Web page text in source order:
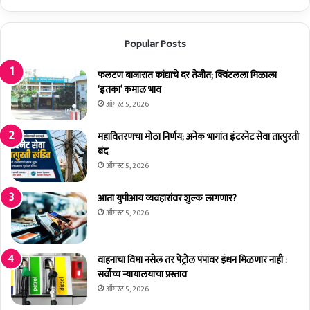
भ्र
रा
चे
कु
र
ण
;
को
ळ
की
भा
ज
पा
चा
घ
णा
घा
त
Popular Posts
फलटण बाजारात कांद्याचे दर तेजीत; क्विंटलला मिळाला
‘इतका’ कमाल भाव
ऑगस्ट 5, 2026
महावितरणचा मोठा निर्णय; अनेक भागांत इंटरनेट सेवा तात्पुरती
बंद
ऑगस्ट 5, 2026
आता युपीआय व्यवहारांवर शुल्क लागणार?
ऑगस्ट 5, 2026
वाहनाचा विमा नसेल तर पेट्रोल पंपांवर इंधन मिळणार नाही :
सर्वोच्च न्यायालयाचा प्रस्ताव
ऑगस्ट 5, 2026